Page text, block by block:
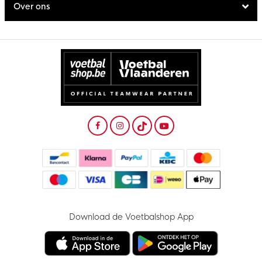
Over ons
Download de Voetbalshop App